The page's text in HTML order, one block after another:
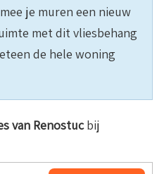
je muren een nieuw
met dit vliesbehang
de hele woning
van Renostucbij